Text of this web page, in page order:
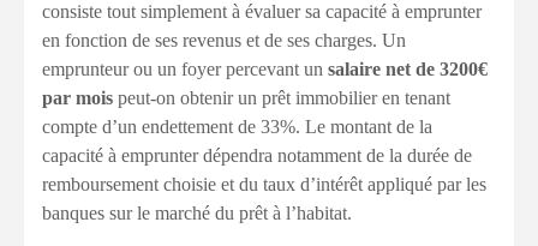
consiste tout simplement à évaluer sa capacité à emprunter
en fonction de ses revenus et de ses charges. Un
emprunteur ou un foyer percevant un salaire net de 3200€
par mois peut-on obtenir un prêt immobilier en tenant
compte d’un endettement de 33%. Le montant de la
capacité à emprunter dépendra notamment de la durée de
remboursement choisie et du taux d’intérêt appliqué par les
banques sur le marché du prêt à l’habitat.